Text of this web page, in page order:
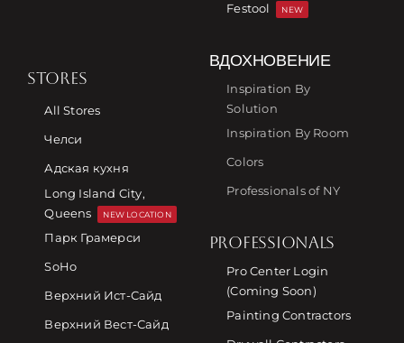
Festool
NEW
STORES
All Stores
Челси
Адская кухня
Long Island City,
Queens
NEW LOCATION
Парк Грамерси
SoHo
Верхний Ист-Сайд
Верхний Вест-Сайд
ВДОХНОВЕНИЕ
Inspiration By
Solution
Inspiration By Room
Colors
Professionals of NY
PROFESSIONALS
Pro Center Login
(Coming Soon)
Painting Contractors